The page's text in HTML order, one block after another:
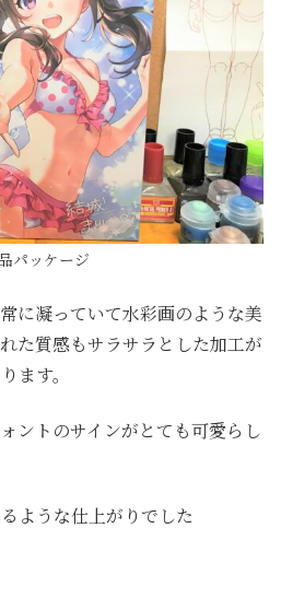
パッケージ
に凝っていて水彩画のような美
た質感もサラサラとした加工が
ます。
ントのサインがとても可愛らし
ような仕上がりでした